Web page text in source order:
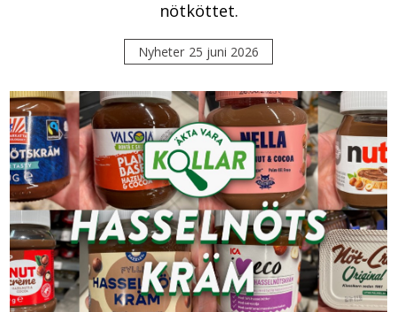
nötköttet.
Nyheter 25 juni 2026